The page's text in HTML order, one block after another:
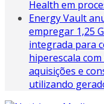
Health em
Energy Vault
empregar 1,25
integrada para
hiperescala
aquisições e
utilizando